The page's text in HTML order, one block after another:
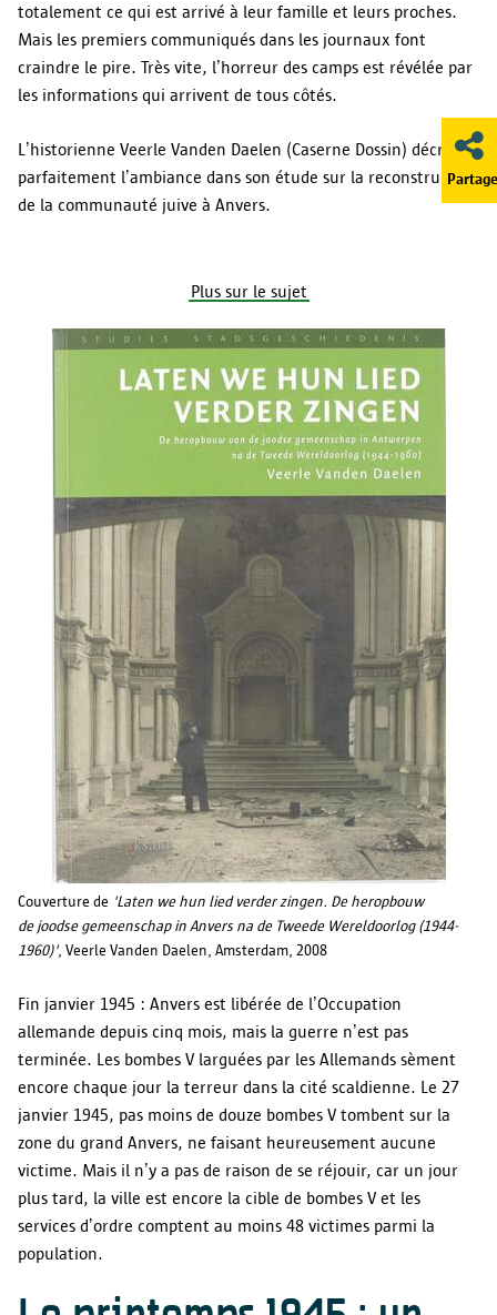
totalement ce qui est arrivé à leur famille et leurs proches.
Mais les premiers communiqués dans les journaux font
craindre le pire. Très vite, l’horreur des camps est révélée par
les informations qui arrivent de tous côtés.
L’historienne Veerle Vanden Daelen (Caserne Dossin) décrit
parfaitement l’ambiance dans son étude sur la reconstruction
de la communauté juive à Anvers.
Plus sur le sujet
Couverture de 'Laten we hun lied verder zingen. De heropbouw
de joodse gemeenschap in Anvers na de Tweede Wereldoorlog (1944-
1960)', Veerle Vanden Daelen, Amsterdam, 2008
Fin janvier 1945 : Anvers est libérée de l’Occupation
allemande depuis cinq mois, mais la guerre n’est pas
terminée. Les bombes V larguées par les Allemands sèment
encore chaque jour la terreur dans la cité scaldienne. Le 27
janvier 1945, pas moins de douze bombes V tombent sur la
zone du grand Anvers, ne faisant heureusement aucune
victime. Mais il n’y a pas de raison de se réjouir, car un jour
plus tard, la ville est encore la cible de bombes V et les
services d’ordre comptent au moins 48 victimes parmi la
population.